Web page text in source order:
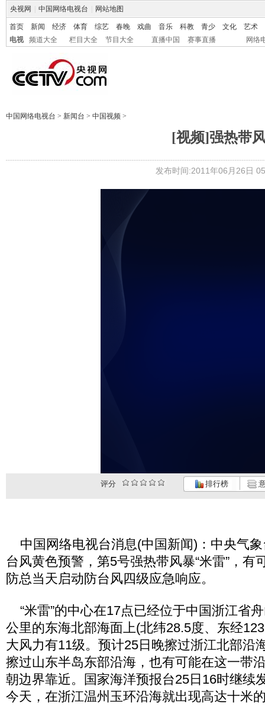
央视网 中国网络电视台 网站地图
首页 新闻 经济 体育 综艺 春晚 戏曲 音乐 科教 青少 文化
艺术
电视
频道大全 栏目大全 节目大全 直播中国 赛事直播 网络
中国网络电视台 > 新闻台 > 中国视频 >
[视频]强热带
发布时间:2011年06月26日
评分 排行榜
中国网络电视台消息(中国新闻)：中央气
台风黄色预警，第5号强热带风暴“米雷”，有
防总当天启动防台风四级应急响应。
“米雷”的中心在17点已经位于中国浙江省
公里的东海北部海面上(北纬28.5度、东经
大风力有11级。预计25日晚擦过浙江北部沿
擦过山东半岛东部沿海，也有可能在这一带
朝边界靠近。国家海洋预报台25日16时继续
今天，在浙江温州玉环沿海就出现高达十米